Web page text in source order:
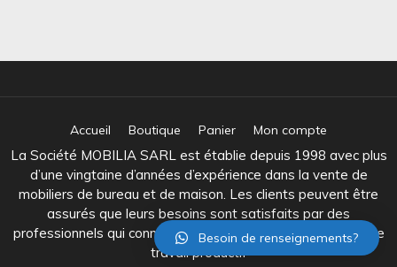
Accueil Boutique Panier Mon compte
La Société MOBILIA SARL est établie depuis 1998 avec plus
d’une vingtaine d’années d’expérience dans la vente de
mobiliers de bureau et de maison. Les clients peuvent être
assurés que leurs besoins sont satisfaits par des
professionnels qui connaissent bien l’équipement d’un lieu de
travail productif
Besoin de renseignements?